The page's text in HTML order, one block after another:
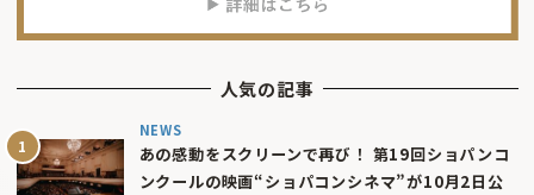
人気の記事
NEWS
あの感動をスクリーンで再び！ 第19回ショパンコ
ンクールの映画“ショパコンシネマ”が10月2日公